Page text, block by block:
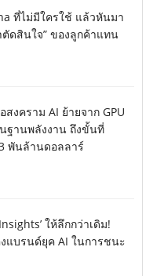
ที่ไม่มีใครใช้ แล้วหันมา
ตัดสินใจ” ของลูกค้าแทน
สงคราม AI ย้ายจาก GPU
ฐานพลังงาน ถึงขั้นที่
พันล้านดอลลาร์
ให้ลึกกว่าเดิม!
แบรนด์ยุค AI ในการชนะ